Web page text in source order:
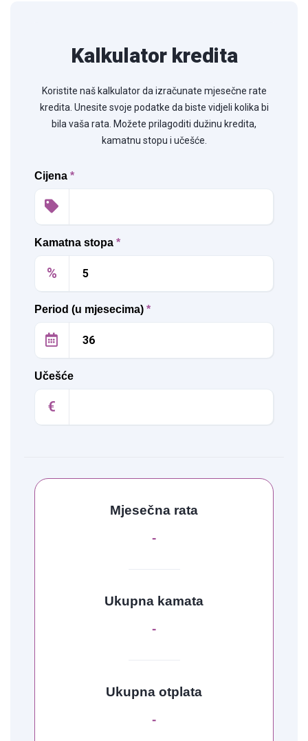
Kalkulator kredita
Koristite naš kalkulator da izračunate mjesečne rate
kredita. Unesite svoje podatke da biste vidjeli kolika bi
bila vaša rata. Možete prilagoditi dužinu kredita,
kamatnu stopu i učešće.
Cijena *
Kamatna stopa *
%
Period (u mjesecima) *
Učešće
€
Mjesečna rata
-
Ukupna kamata
-
Ukupna otplata
-